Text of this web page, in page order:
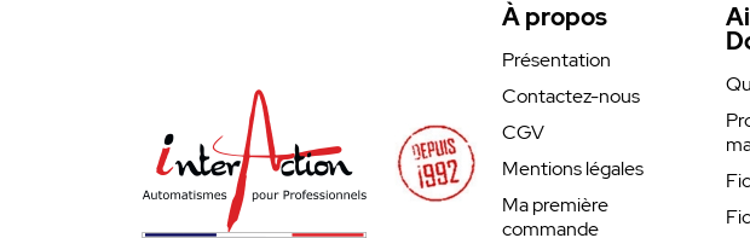
À propos
Présentation
Contactez-nous
CGV
Mentions légales
Ma première
commande